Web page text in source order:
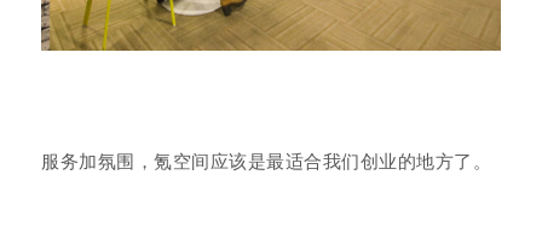
服务加氛围，氪空间应该是最适合我们创业的地方了。